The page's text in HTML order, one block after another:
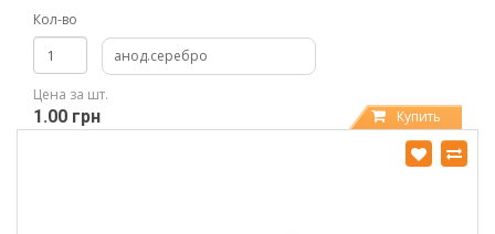
Кол-во
анод.серебро
Цена за шт.
1.00 грн Купить